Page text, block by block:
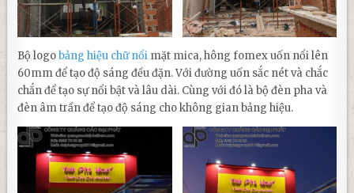
Bộ logobảng hiệu chữ nổi mặt mica, hông fomex uốn nổi lên
60mm để tạo độ sáng đều đặn. Với đường uốn sắc nét và chắc
chắn để tạo sự nổi bật và lâu dài. Cùng với đó là bộ đèn pha và
đèn âm trần để tạo độ sáng cho không gian bảng hiệu.